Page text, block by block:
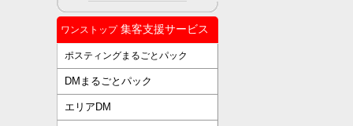
ワンストップ集客支援サービス
ポスティングまるごとパック
DMまるごとパック
エリアDM